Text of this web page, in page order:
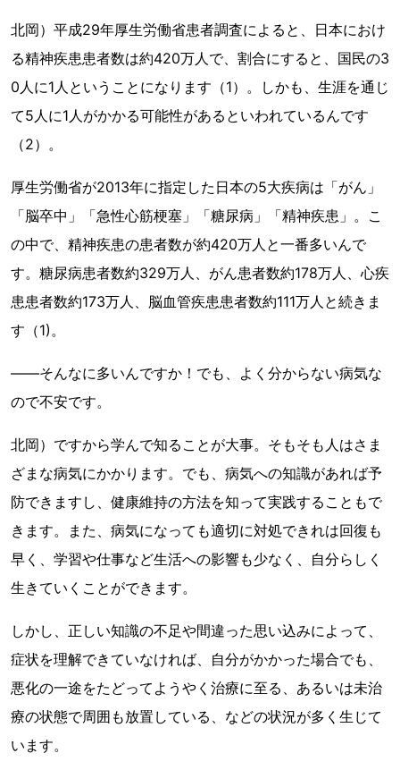
北岡）平成29年厚生労働省患者調査によると、日本におけ
る精神疾患患者数は約420万人で、割合にすると、国民の3
0人に1人ということになります（1）。しかも、生涯を通じ
て5人に1人がかかる可能性があるといわれているんです
（2）。
厚生労働省が2013年に指定した日本の5大疾病は「がん」
「脳卒中」「急性心筋梗塞」「糖尿病」「精神疾患」。こ
の中で、精神疾患の患者数が約420万人と一番多いんで
す。糖尿病患者数約329万人、がん患者数約178万人、心疾
患患者数約173万人、脳血管疾患患者数約111万人と続きま
す（1)。
――そんなに多いんですか！でも、よく分からない病気な
ので不安です。
北岡）ですから学んで知ることが大事。そもそも人はさま
ざまな病気にかかります。でも、病気への知識があれば予
防できますし、健康維持の方法を知って実践することもで
きます。また、病気になっても適切に対処できれは回復も
早く、学習や仕事など生活への影響も少なく、自分らしく
生きていくことができます。
しかし、正しい知識の不足や間違った思い込みによって、
症状を理解できていなければ、自分がかかった場合でも、
悪化の一途をたどってようやく治療に至る、あるいは未治
療の状態で周囲も放置している、などの状況が多く生じて
います。